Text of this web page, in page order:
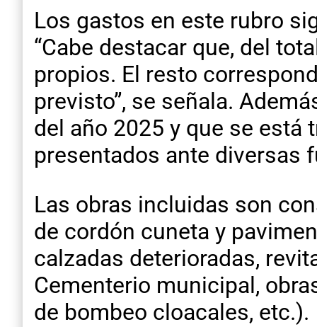
Los gastos en este rubro
“Cabe destacar que, del
propios. El resto
previsto”, se señala.
del año 2025 y que se está
presentados ante diversas
Las obras incluidas son
de cordón cuneta y
calzadas deterioradas,
Cementerio municipal,
de bombeo cloacales, etc.).